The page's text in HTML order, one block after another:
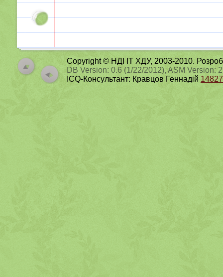
Copyright © НДІ ІТ ХДУ, 2003-2010.
DB Version: 0.6 (1/22/2012), ASM Version:
ICQ-Консультант: Кравцов Геннадій